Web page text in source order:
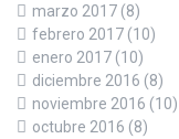
marzo 2017 (8)
febrero 2017 (10)
enero 2017 (10)
diciembre 2016 (8)
noviembre 2016 (10)
octubre 2016 (8)